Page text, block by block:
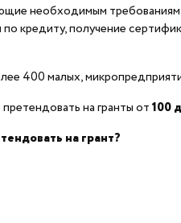
необходимым
кредиту, получение
400 малых,
на гранты от100
на грант?